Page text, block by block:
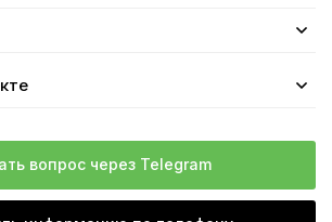
вопрос через Telegram